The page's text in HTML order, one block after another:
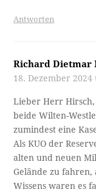
Antworten
Richard Dietmar
18. Dezember 2024
Lieber Herr Hirsch,
beide Wilten-
zumindest eine
Als KUO der
alten und neuen
Gelände zu fahren,
Wissens waren es